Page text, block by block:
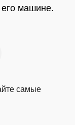
машине.
самые